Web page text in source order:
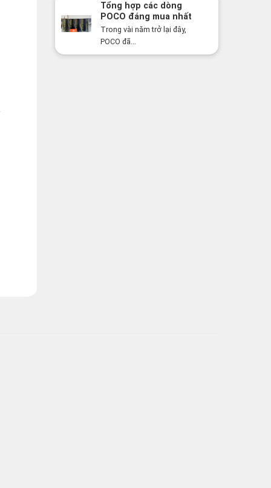
Tổng hợp các dòng
POCO đáng mua nhất
năm 2026: Hiệu năng
mạnh, giá cực tốt
Trong vài năm trở lại đây,
POCO đã...